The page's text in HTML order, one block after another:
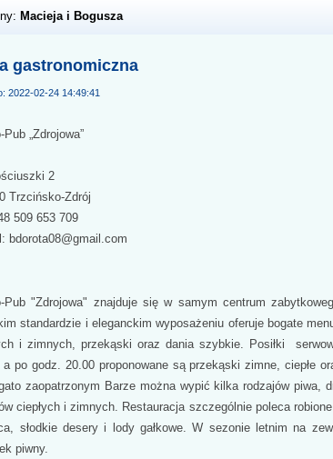
Macieja i Bogusza
gastronomiczna
2022-02-24 14:49:41
Pub „Zdrojowa”
2
Trzcińsko-Zdrój
509 653 709
bdorota08@gmail.com
Pub "Zdrojowa" znajduje się w samym centrum
standardzie i eleganckim wyposażeniu oferuje bogate
i zimnych, przekąski oraz dania szybkie. Posiłki
a po godz. 20.00 proponowane są przekąski zimne, ciepłe
zaopatrzonym Barze można wypić kilka rodzajów piwa,
ciepłych i zimnych. Restauracja szczególnie poleca
słodkie desery i lody gałkowe. W sezonie letnim na
piwny.